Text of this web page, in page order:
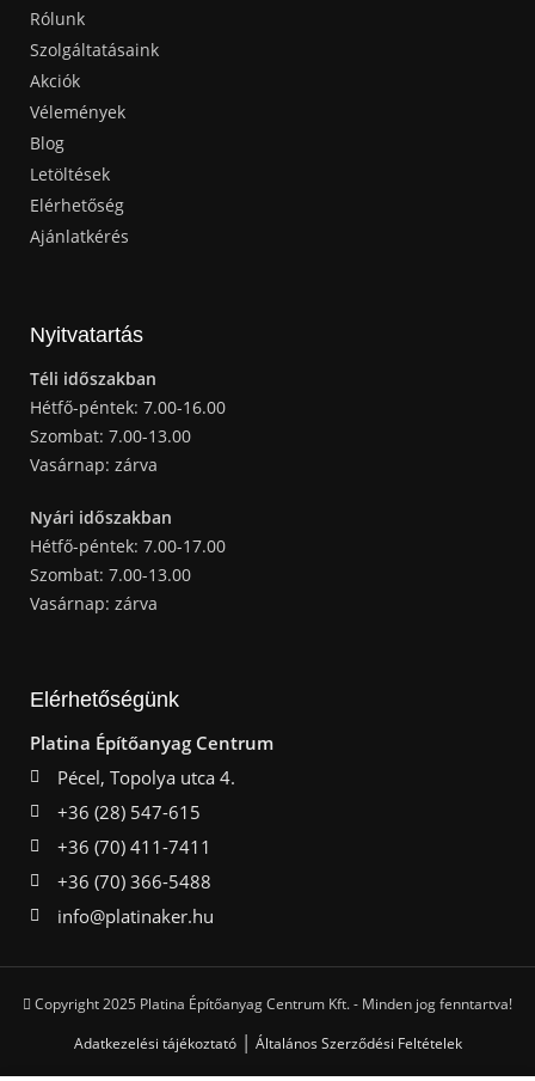
Rólunk
Szolgáltatásaink
Akciók
Vélemények
Blog
Letöltések
Elérhetőség
Ajánlatkérés
Nyitvatartás
Téli időszakban
Hétfő-péntek: 7.00-16.00
Szombat: 7.00-13.00
Vasárnap: zárva
Nyári időszakban
Hétfő-péntek: 7.00-17.00
Szombat: 7.00-13.00
Vasárnap: zárva
Elérhetőségünk
Platina Építőanyag Centrum
Pécel, Topolya utca 4.
+36 (28) 547-615
+36 (70) 411-7411
+36 (70) 366-5488
info@platinaker.hu
Copyright 2025 Platina Építőanyag Centrum Kft. - Minden jog fenntartva!
Adatkezelési tájékoztató| Általános Szerződési Feltételek